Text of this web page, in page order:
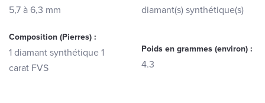
5,7 à 6,3 mm diamant(s) synthétique(s)
Composition (Pierres) :
1 diamant synthétique 1
carat FVS
Poids en grammes (environ) :
4.3